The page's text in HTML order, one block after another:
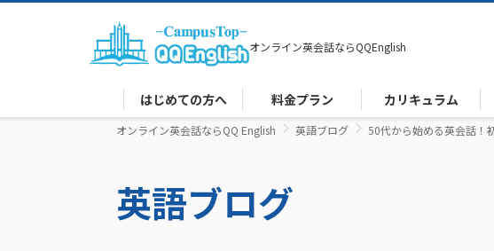
オンライン英会話ならQQEnglish
はじめての方へ 料金プラン カリキュラム
オンライン英会話ならQQ English 英語ブログ 50代から始める英会話！
英語ブログ